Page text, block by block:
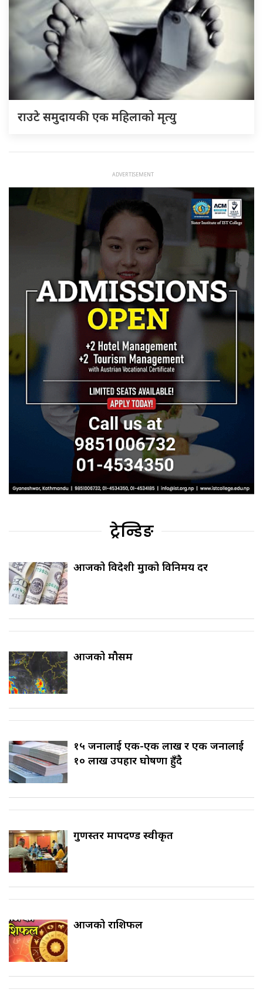
राउटे समुदायकी एक महिलाको मृत्यु
ट्रेन्डिङ
आजको विदेशी मुद्राको विनिमय दर
आजको मौसम
१५ जनालाई एक-एक लाख र एक जनालाई
१० लाख उपहार घोषणा हुँदै
गुणस्तर मापदण्ड स्वीकृत
आजको राशिफल